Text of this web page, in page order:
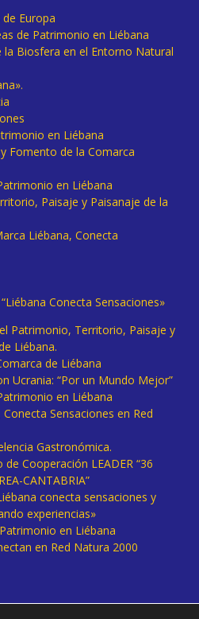
Europa
de Patrimonio en Liébana
la Biosfera en el Entorno Natural
en Liébana
Fomento de la Comarca
en Liébana
Paisaje y Paisanaje de la
Liébana, Conecta
Conecta Sensaciones»
Patrimonio, Territorio, Paisaje y
Liébana.
de Liébana
Ucrania: “Por un Mundo Mejor”
en Liébana
Sensaciones en Red
Gastronómica.
Cooperación LEADER “36
CANTABRIA”
conecta sensaciones y
experiencias»
en Liébana
en Red Natura 2000